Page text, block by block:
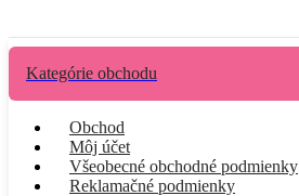
Kategórie obchodu
Obchod
Môj účet
Všeobecné obchodné podmienky
Reklamačné podmienky